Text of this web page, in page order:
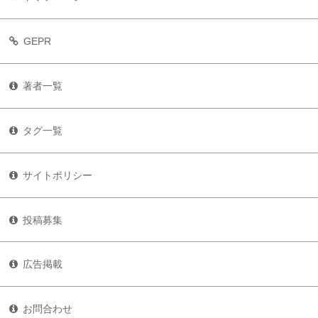
GEPR
著者一覧
タグ一覧
サイトポリシー
投稿募集
広告掲載
お問合わせ